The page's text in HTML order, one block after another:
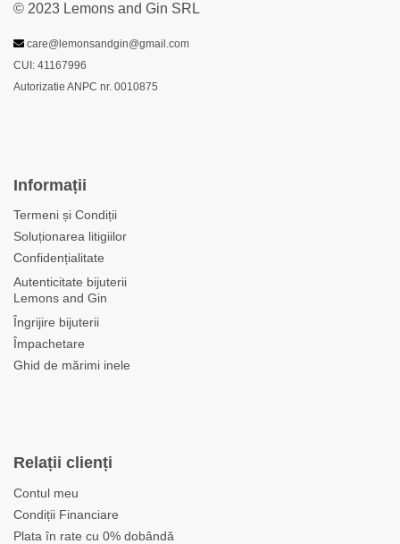
© 2023 Lemons and Gin SRL
care@lemonsandgin@gmail.com
CUI: 41167996
Autorizatie ANPC nr. 0010875
Informații
Termeni și Condiții
Soluționarea litigiilor
Confidențialitate
Autenticitate bijuterii
Lemons and Gin
Îngrijire bijuterii
Împachetare
Ghid de mărimi inele
Relații clienți
Contul meu
Condiții Financiare
Plata în rate cu 0% dobândă